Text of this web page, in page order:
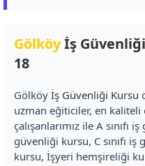
Gölköyİş
18
Gölköy İş Güvenliği Kursu
uzman eğiticiler, en
çalışanlarımız ile A sınıfı
güvenliği kursu, C sınıfı
kursu, İşyeri hemşireliği